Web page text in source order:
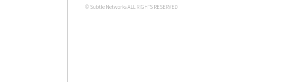
© Subtle Networks ALL RIGHTS RESERVED